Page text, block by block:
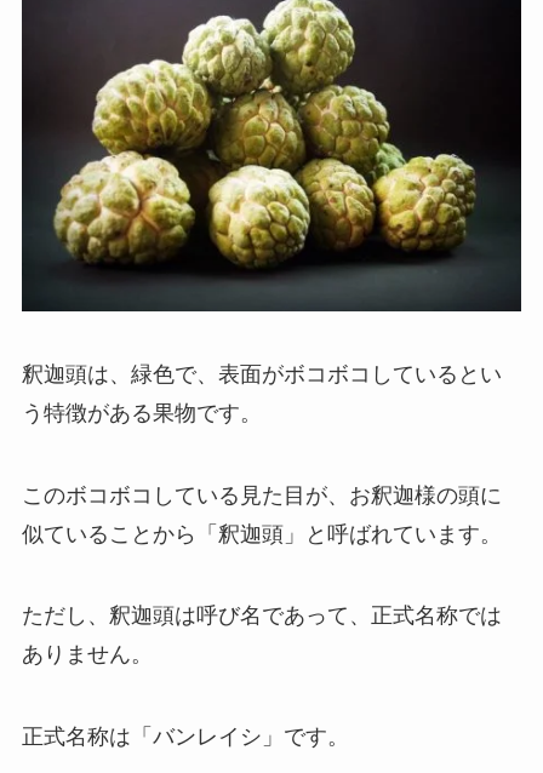
釈迦頭は、緑色で、表面がボコボコしているとい
う特徴がある果物です。
このボコボコしている見た目が、お釈迦様の頭に
似ていることから「釈迦頭」と呼ばれています。
ただし、釈迦頭は呼び名であって、正式名称では
ありません。
正式名称は「バンレイシ」です。